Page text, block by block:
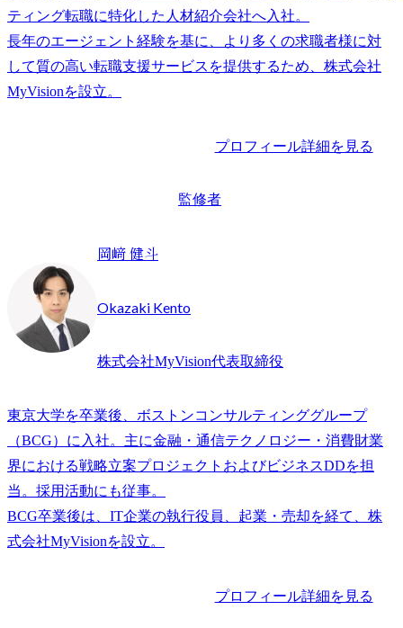
ティング転職に特化した人材紹介会社へ入社。
長年のエージェント経験を基に、より多くの求職者様に対
して質の高い転職支援サービスを提供するため、株式会社
プロフィール詳細を見る
監修者
岡﨑 健斗
Okazaki Kento
株式会社MyVision代表取締役
東京大学を卒業後、ボストンコンサルティンググループ
（BCG）に入社。主に金融・通信テクノロジー・消費財業
界における戦略立案プロジェクトおよびビジネスDDを担
当。採用活動にも従事。
BCG卒業後は、IT企業の執行役員、起業・売却を経て、株
プロフィール詳細を見る